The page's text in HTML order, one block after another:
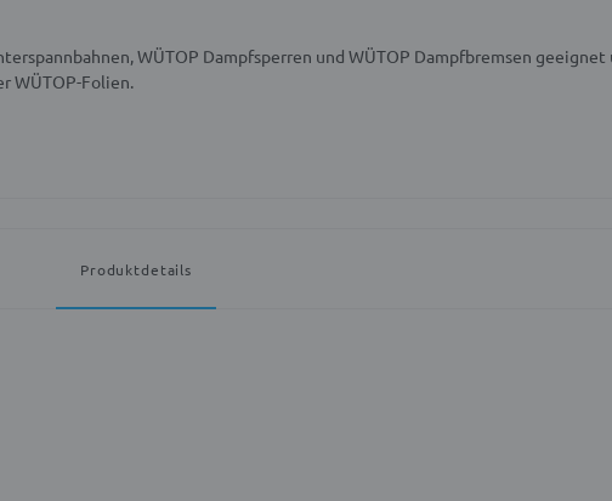
WÜTOP Dampfsperren und WÜTOP Dampfbremsen
WÜTOP-Folien.
Produktdetails